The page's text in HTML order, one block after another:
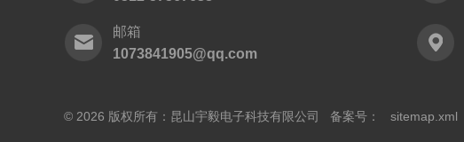
邮箱
1073841905@qq.com
© 2026 版权所有：昆山宇毅电子科技有限公司 备案号： sitemap.xml